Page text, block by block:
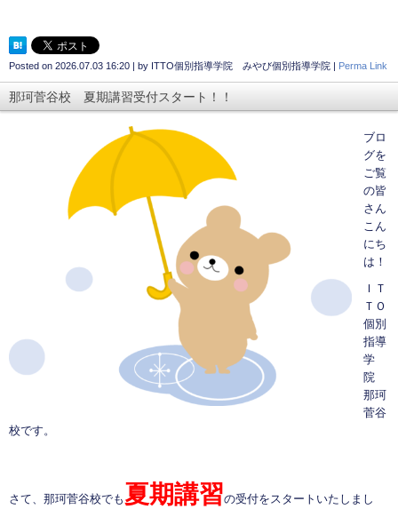
Posted on 2026.07.03 16:20 | by ITTO個別指導学院 みやび個別指導学院 | Perma Link
那珂菅谷校 夏期講習受付スタート！！
ブロ
グを
ご覧
の皆
さん
こん
にち
は！
ＩＴ
ＴＯ
個別
指導
学
院
那珂
菅谷
校です。
さて、那珂菅谷校でも 夏期講習の受付をスタートいたしまし